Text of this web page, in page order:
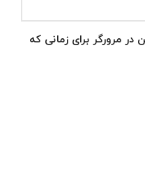
در مرورگر برای زمانی که